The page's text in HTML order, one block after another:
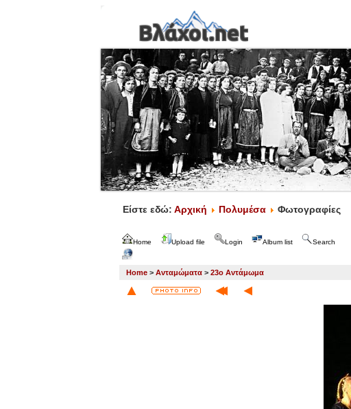
Είστε εδώ: Αρχική Πολυμέσα Φωτογραφίες
Home Upload file Login Album list Search
Home > Ανταμώματα > 23ο Αντάμωμα